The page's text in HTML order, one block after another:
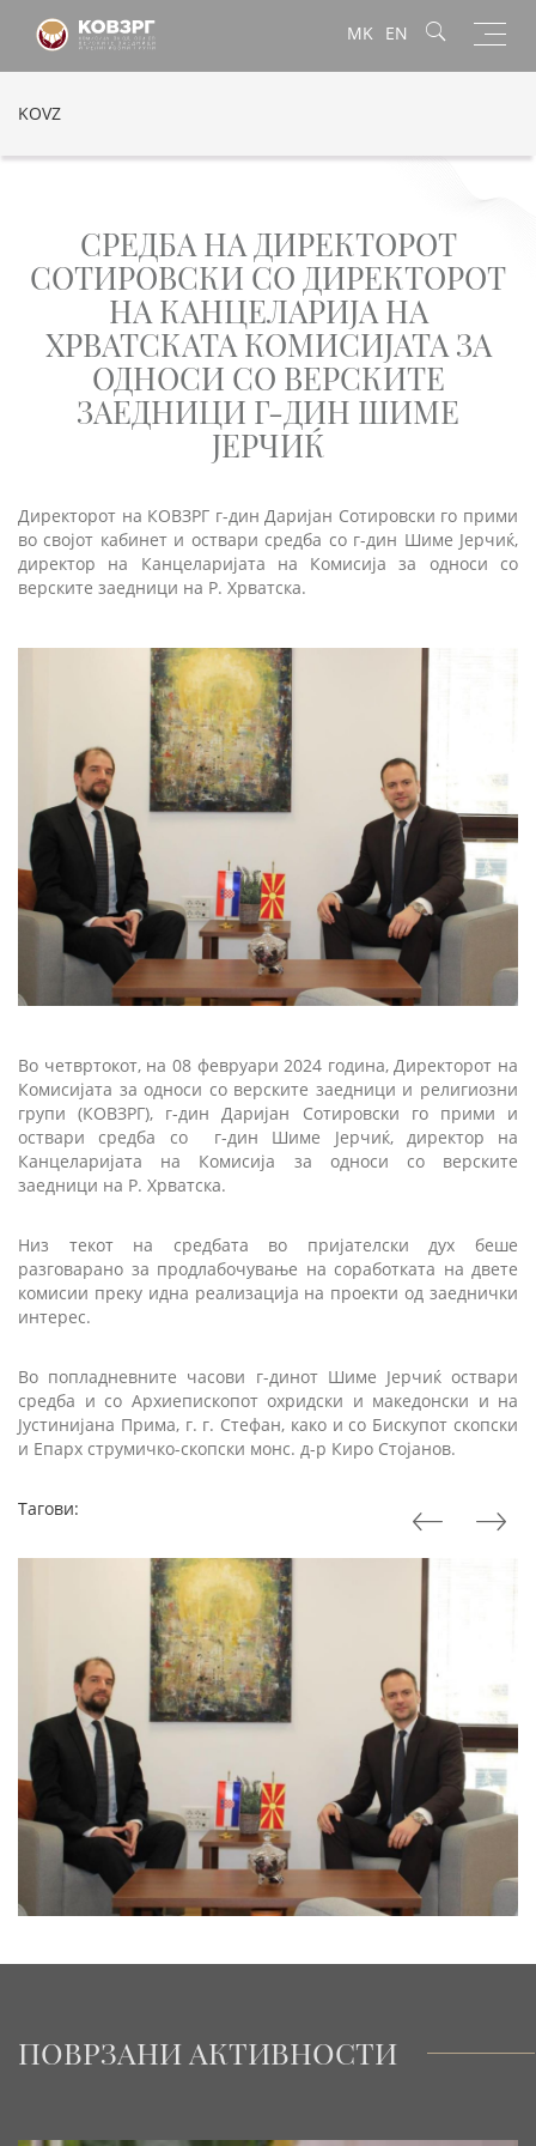
MK EN
KOVZ
СРЕДБА НА ДИРЕКТОРОТ
СОТИРОВСКИ СО ДИРЕКТОРОТ
НА КАНЦЕЛАРИЈА НА
ХРВАТСКАТА КОМИСИЈАТА ЗА
ОДНОСИ СО ВЕРСКИТЕ
ЗАЕДНИЦИ Г-ДИН ШИМЕ
ЈЕРЧИЌ
Директорот на КОВЗРГ г-дин Даријан Сотировски го прими
во својот кабинет и оствари средба со г-дин Шиме Јерчиќ,
директор на Канцеларијата на Комисија за односи со
верските заедници на Р. Хрватска.
Во четвртокот, на 08 февруари 2024 година, Директорот на
Комисијата за односи со верските заедници и религиозни
групи (КОВЗРГ), г-дин Даријан Сотировски го прими и
оствари средба со г-дин Шиме Јерчиќ, директор на
Канцеларијата на Комисија за односи со верските
заедници на Р. Хрватска.
Низ текот на средбата во пријателски дух беше
разговарано за продлабочување на соработката на двете
комисии преку идна реализација на проекти од заеднички
интерес.
Во попладневните часови г-динот Шиме Јерчиќ оствари
средба и со Архиепископот охридски и македонски и на
Јустинијана Прима, г. г. Стефан, како и со Бискупот скопски
и Епарх струмичко-скопски монс. д-р Киро Стојанов.
Тагови:
ПОВРЗАНИ АКТИВНОСТИ